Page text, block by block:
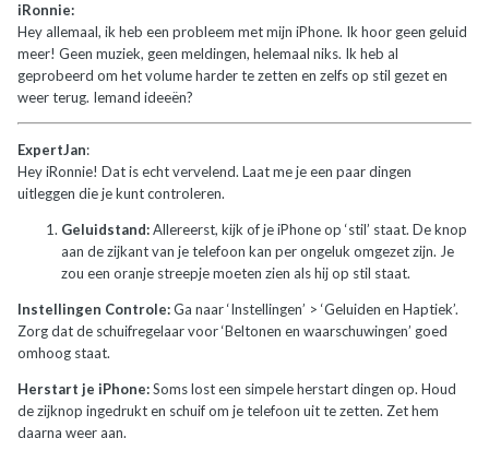
iRonnie:
Hey allemaal, ik heb een probleem met mijn iPhone. Ik hoor geen geluid
meer! Geen muziek, geen meldingen, helemaal niks. Ik heb al
geprobeerd om het volume harder te zetten en zelfs op stil gezet en
weer terug. Iemand ideeën?
ExpertJan:
Hey iRonnie! Dat is echt vervelend. Laat me je een paar dingen
uitleggen die je kunt controleren.
Geluidstand:Allereerst, kijk of je iPhone op ‘stil’ staat. De knop
aan de zijkant van je telefoon kan per ongeluk omgezet zijn. Je
zou een oranje streepje moeten zien als hij op stil staat.
Instellingen Controle:Ga naar ‘Instellingen’ > ‘Geluiden en Haptiek’.
Zorg dat de schuifregelaar voor ‘Beltonen en waarschuwingen’ goed
omhoog staat.
Herstart je iPhone:Soms lost een simpele herstart dingen op. Houd
de zijknop ingedrukt en schuif om je telefoon uit te zetten. Zet hem
daarna weer aan.